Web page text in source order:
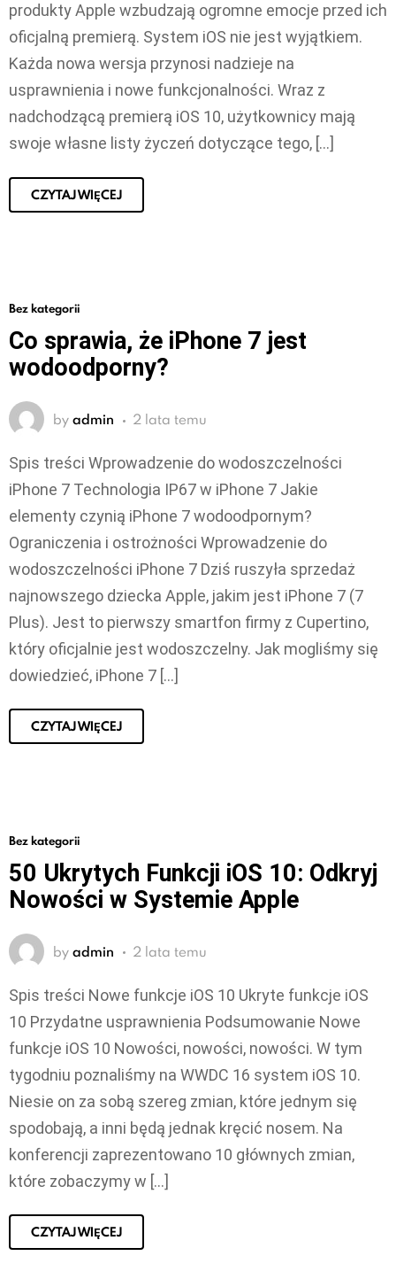
produkty Apple wzbudzają ogromne emocje przed ich
oficjalną premierą. System iOS nie jest wyjątkiem.
Każda nowa wersja przynosi nadzieje na
usprawnienia i nowe funkcjonalności. Wraz z
nadchodzącą premierą iOS 10, użytkownicy mają
swoje własne listy życzeń dotyczące tego, […]
CZYTAJ WIĘCEJ
Bez kategorii
Co sprawia, że iPhone 7 jest
wodoodporny?
by admin 2 lata temu
Spis treści Wprowadzenie do wodoszczelności
iPhone 7 Technologia IP67 w iPhone 7 Jakie
elementy czynią iPhone 7 wodoodpornym?
Ograniczenia i ostrożności Wprowadzenie do
wodoszczelności iPhone 7 Dziś ruszyła sprzedaż
najnowszego dziecka Apple, jakim jest iPhone 7 (7
Plus). Jest to pierwszy smartfon firmy z Cupertino,
który oficjalnie jest wodoszczelny. Jak mogliśmy się
dowiedzieć, iPhone 7 […]
CZYTAJ WIĘCEJ
Bez kategorii
50 Ukrytych Funkcji iOS 10: Odkryj
Nowości w Systemie Apple
by admin 2 lata temu
Spis treści Nowe funkcje iOS 10 Ukryte funkcje iOS
10 Przydatne usprawnienia Podsumowanie Nowe
funkcje iOS 10 Nowości, nowości, nowości. W tym
tygodniu poznaliśmy na WWDC 16 system iOS 10.
Niesie on za sobą szereg zmian, które jednym się
spodobają, a inni będą jednak kręcić nosem. Na
konferencji zaprezentowano 10 głównych zmian,
które zobaczymy w […]
CZYTAJ WIĘCEJ